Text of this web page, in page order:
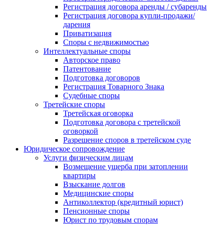
Регистрация договора аренды / субаренды
Регистрация договора купли-продажи/
дарения
Приватизация
Cпоры с недвижимостью
Интеллектуальные споры
Авторское право
Патентование
Подготовка договоров
Регистрация Товарного Знака
Судебные споры
Третейские споры
Третейская оговорка
Подготовка договора с третейской
оговоркой
Разрешение споров в третейском суде
Юридическое сопровождение
Услуги физическим лицам
Возмещение ущерба при затоплении
квартиры
Взыскание долгов
Медицинские споры
Антиколлектор (кредитный юрист)
Пенсионные споры
Юрист по трудовым спорам